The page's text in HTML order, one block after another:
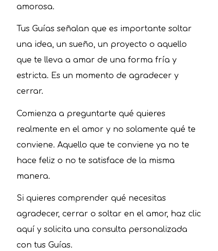
amorosa.
Tus Guías señalan que es importante soltar
una idea, un sueño, un proyecto o aquello
que te lleva a amar de una forma fría y
estricta. Es un momento de agradecer y
cerrar.
Comienza a preguntarte qué quieres
realmente en el amor y no solamente qué te
conviene. Aquello que te conviene ya no te
hace feliz o no te satisface de la misma
manera.
Si quieres comprender qué necesitas
agradecer, cerrar o soltar en el amor, haz clic
aquí y solicita una consulta personalizada
con tus Guías.